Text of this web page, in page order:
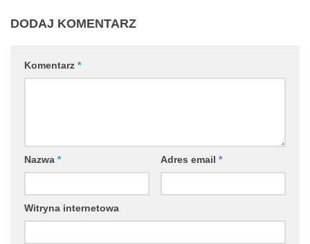
DODAJ KOMENTARZ
Komentarz *
Nazwa * Adres email *
Witryna internetowa